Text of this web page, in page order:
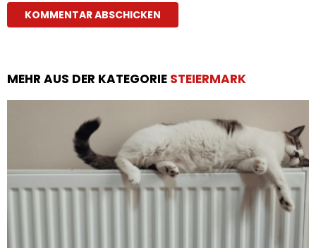
MEHR AUS DER KATEGORIE STEIERMARK